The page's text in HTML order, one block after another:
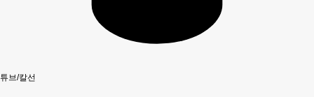
튜브/칼선